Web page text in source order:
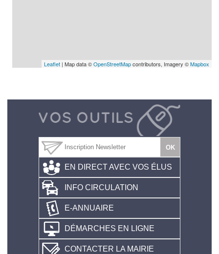
Leaflet | Map data ©OpenStreetMapcontributors, Imagery ©Mapbox
EN DIRECT AVEC VOS ÉLUS
INFO CIRCULATION
E-ANNUAIRE
DÉMARCHES EN LIGNE
CONTACTER LA MAIRIE